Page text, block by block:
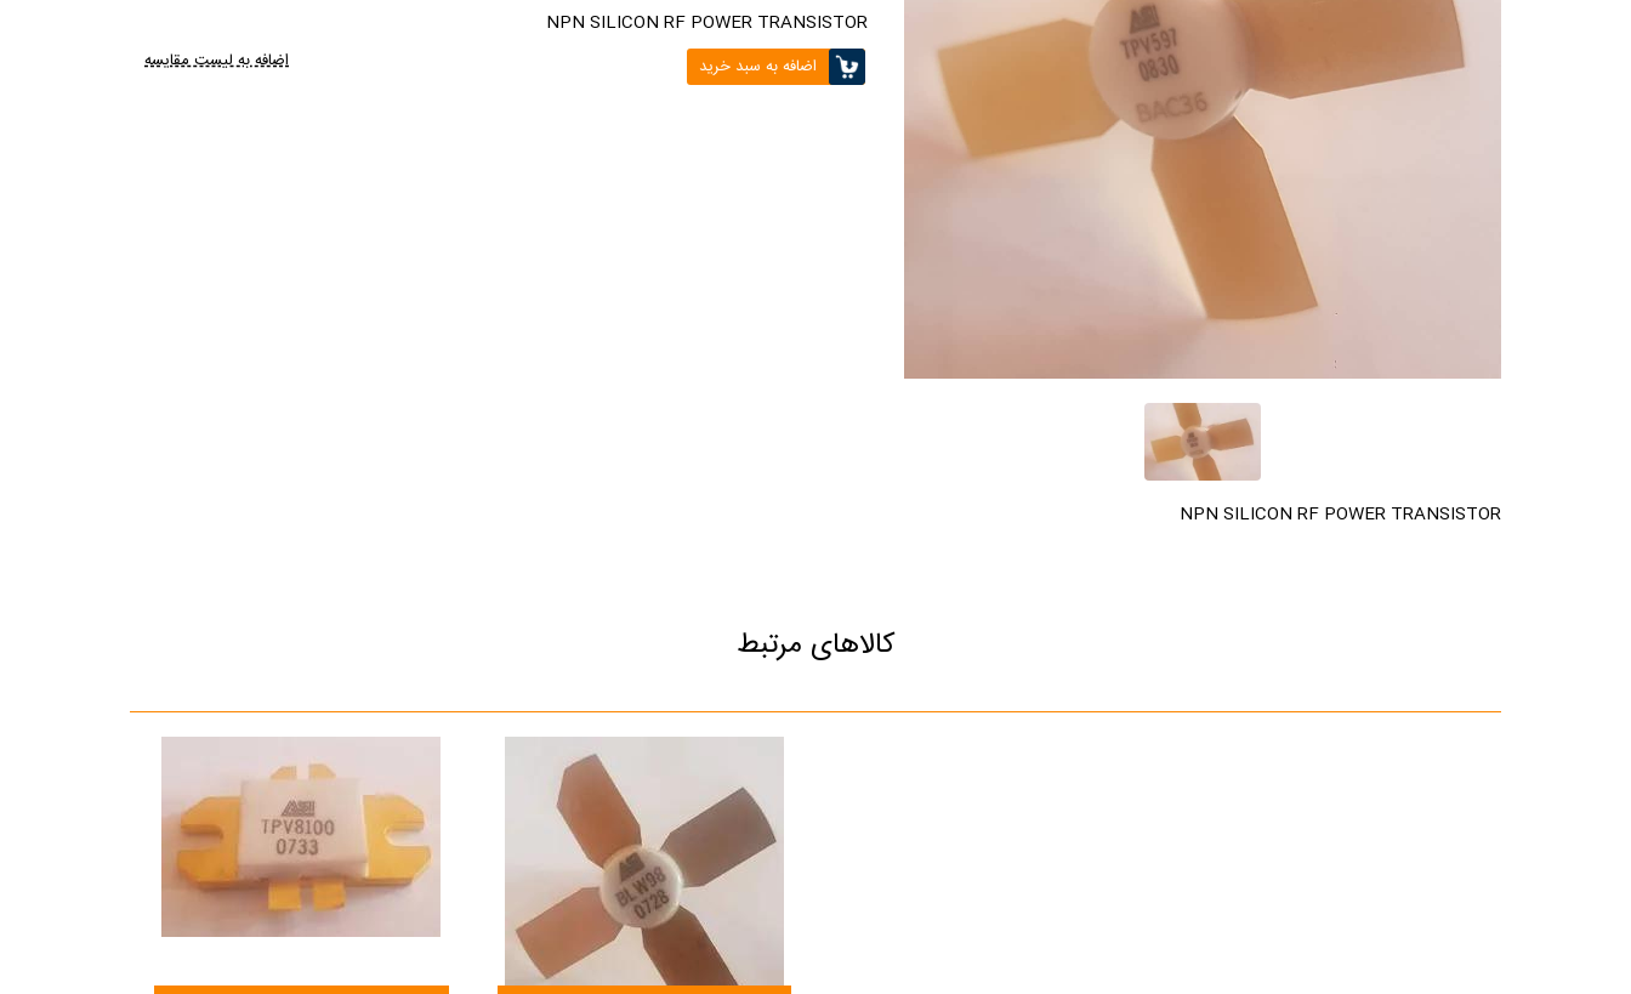
NPN SILICON RF POWER TRANSISTOR
اضافه به سبد خرید اضافه به لیست مقایسه
NPN SILICON RF POWER TRANSISTOR
کالاهای مرتبط